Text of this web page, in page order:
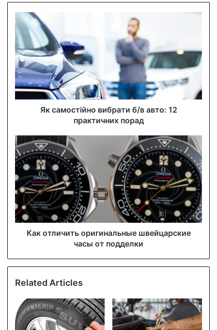
E
m
a
i
l
a
d
s
s
Як самостійно вибрати б/в авто: 12
практичних порад
Как отличить оригинальные швейцарские
часы от подделки
Related Articles